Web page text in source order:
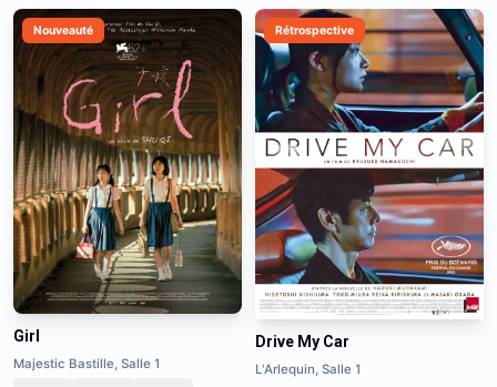
Nouveauté
Girl
Majestic Bastille, Salle 1
Rétrospective
Drive My Car
L'Arlequin, Salle 1